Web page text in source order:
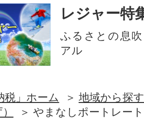
レジャー特
ふるさとの息
アル
税」ホーム
地域から探す
やまなしポートレート